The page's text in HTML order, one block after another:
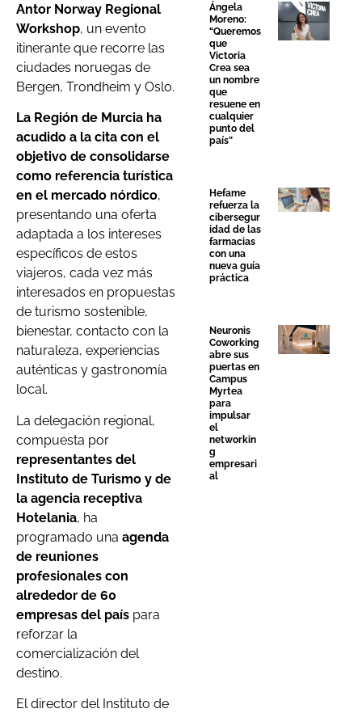
Antor Norway Regional
Workshop, un evento
itinerante que recorre las
ciudades noruegas de
Bergen, Trondheim y Oslo.
La Región de Murcia ha
acudido a la cita con el
objetivo de consolidarse
como referencia turística
en el mercado nórdico,
presentando una oferta
adaptada a los intereses
específicos de estos
viajeros, cada vez más
interesados en propuestas
de turismo sostenible,
bienestar, contacto con la
naturaleza, experiencias
auténticas y gastronomía
local.
La delegación regional,
compuesta por
representantes del
Instituto de Turismo y de
la agencia receptiva
Hotelania, ha
programado una agenda
de reuniones
profesionales con
alrededor de 60
empresas del país para
reforzar la
comercialización del
destino.
El director del Instituto de
Ángela
Moreno:
“Queremos
que
Victoria
Crea sea
un nombre
que
resuene en
cualquier
punto del
país”
Hefame
refuerza la
cibersegur
idad de las
farmacias
con una
nueva guía
práctica
Neuronis
Coworking
abre sus
puertas en
Campus
Myrtea
para
impulsar
el
networkin
g
empresari
al